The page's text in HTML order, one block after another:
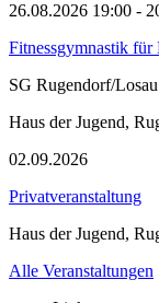
26.08.2026 19:00 -
Fitnessgymnastik
SG Rugendorf/Losau
Haus der Jugend,
02.09.2026
Privatveranstaltung
Haus der Jugend,
Alle Veranstaltungen